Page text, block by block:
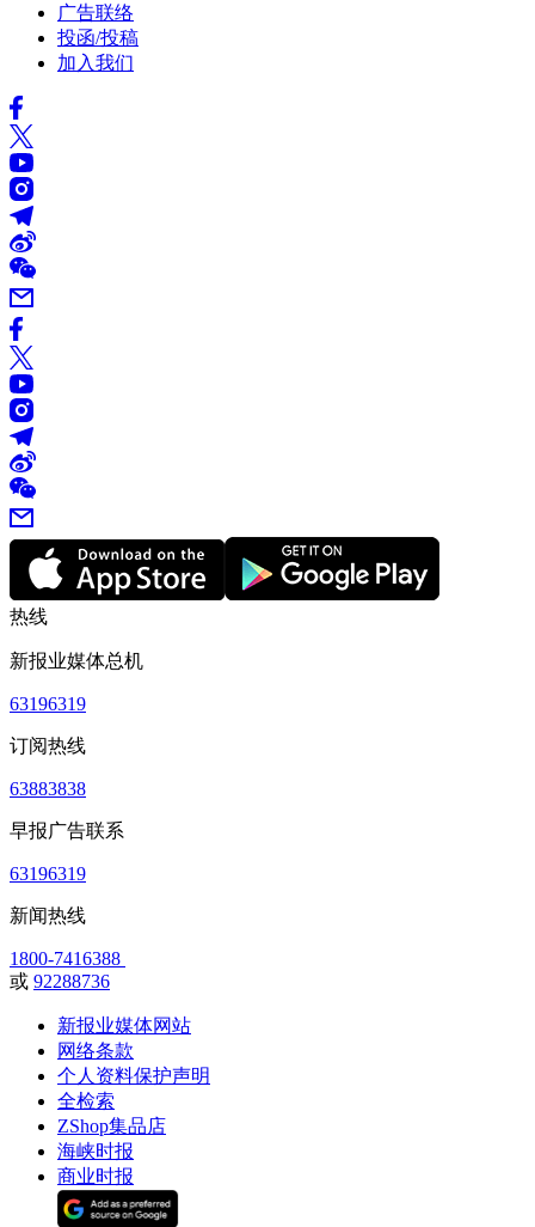
广告联络
投函/投稿
加入我们
热线
新报业媒体总机
63196319
订阅热线
63883838
早报广告联系
63196319
新闻热线
1800-7416388
或 92288736
新报业媒体网站
网络条款
个人资料保护声明
全检索
ZShop集品店
海峡时报
商业时报